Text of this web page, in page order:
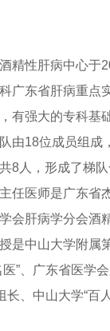
精性肝病中心于
广东省肝病重点
有强大的专科基
由18位成员组成
8人，形成了梯
任医师是广东省
会肝病学分会酒
是中山大学附属
”、广东省医学
长、中山大学“百